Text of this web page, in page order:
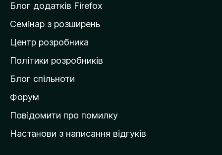
и
а
д
о
і
в
к
M
Блог додатків Firefox
Семінар з розширень
Центр розробника
Політики розробників
Блог спільноти
Форум
Повідомити про помилку
Настанови з написання відгуків